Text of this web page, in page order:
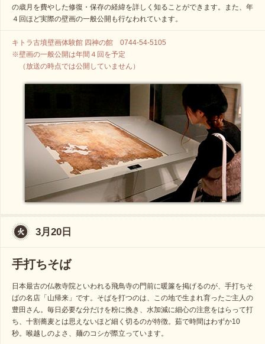
の歳月を費やした修復・保存の経緯を詳しく知ることができます。また、年
４回ほど実際の壁画の一般公開も行なわれています。
キトラ古墳壁画体験館 四神の館 0744-54-5105
※壁画の一般公開は年間４回を予定
（放送の時点では公開していません）
3月20日
手打ちそば
日本最古の仏教寺院といわれる飛鳥寺の門前に暖簾を掲げるのが、手打ちそ
ばの名店「山帰来」です。そばを打つのは、この地で生まれ育ったご主人の
豊田さん。毎日必要な分だけを粉に挽き、水加減に細心の注意をはらって打
ち、十割蕎麦とは思えないほど細く切るのが特徴。茹で時間はわずか10
秒。喉越しのよさ、麺のコシが際立っています。